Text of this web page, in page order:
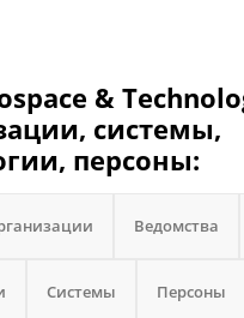
&
системы,
персоны:
Ведомства
Системы Персоны